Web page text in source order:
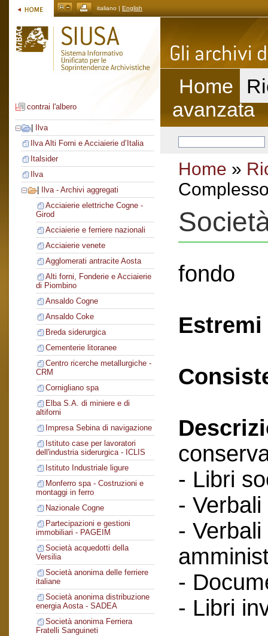
italiano | English
contrai l'albero
Ilva
Ilva Alti Forni e Acciaierie d’Italia
Italsider
Ilva
Ilva - Archivi aggregati
Acciaierie elettriche Cogne -
Girod
Acciaierie e ferriere nazionali
Acciaierie venete
Agglomerati antracite Aosta
Alti forni, Fonderie e Acciaierie
di Piombino
Ansaldo Cogne
Ansaldo Coke
Breda siderurgica
Cementerie litoranee
Centro ricerche metallurgiche -
CRM
Cornigliano spa
Elba S.A. di miniere e di
altiforni
Impresa Sebina di navigazione
Istituto case per lavoratori
dell'industria siderurgica - ICLIS
Istituto Industriale ligure
Monferro spa - Costruzioni e
montaggi in ferro
Nazionale Cogne
Partecipazioni e gestioni
immobiliari - PAGEIM
Società acquedotti della
Versilia
Società anonima delle ferriere
italiane
Società anonima distribuzione
energia Aosta - SADEA
Società anonima Ferriera
Fratelli Sanguineti
Home
avanzata
Home »
fondo
- Libri
-
-
-
- Libri